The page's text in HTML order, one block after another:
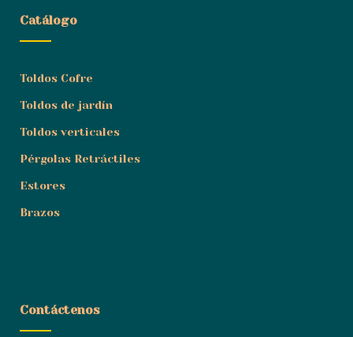
Catálogo
Toldos Cofre
Toldos de jardín
Toldos verticales
Pérgolas Retráctiles
Estores
Brazos
Contáctenos